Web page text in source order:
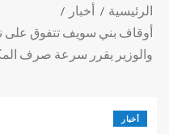
الرئيسية
أخبار
أوقاف بني سويف تتفوق على
والوزير يقرر سرعة صرف
أخبار